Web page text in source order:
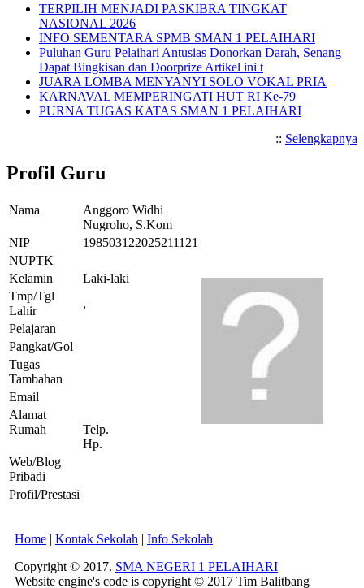
TERPILIH MENJADI PASKIBRA TINGKAT
NASIONAL 2026
INFO SEMENTARA SPMB SMAN 1 PELAIHARI
Puluhan Guru Pelaihari Antusias Donorkan Darah, Senang
Dapat Bingkisan dan Doorprize Artikel ini t
JUARA LOMBA MENYANYI SOLO VOKAL PRIA
KARNAVAL MEMPERINGATI HUT RI Ke-79
PURNA TUGAS KATAS SMAN 1 PELAIHARI
:: Selengkapnya
Profil Guru
Nama
Anggoro Widhi
Nugroho, S.Kom
NIP
198503122025211121
NUPTK
Kelamin
Laki-laki
Tmp/Tgl
Lahir
,
Pelajaran
Pangkat/Gol
Tugas
Tambahan
Email
Alamat
Rumah
Telp.
Hp.
Web/Blog
Pribadi
Profil/Prestasi
Home | Kontak Sekolah | Info Sekolah
Copyright © 2017. SMA NEGERI 1 PELAIHARI
Website engine's code is copyright © 2017 Tim Balitbang